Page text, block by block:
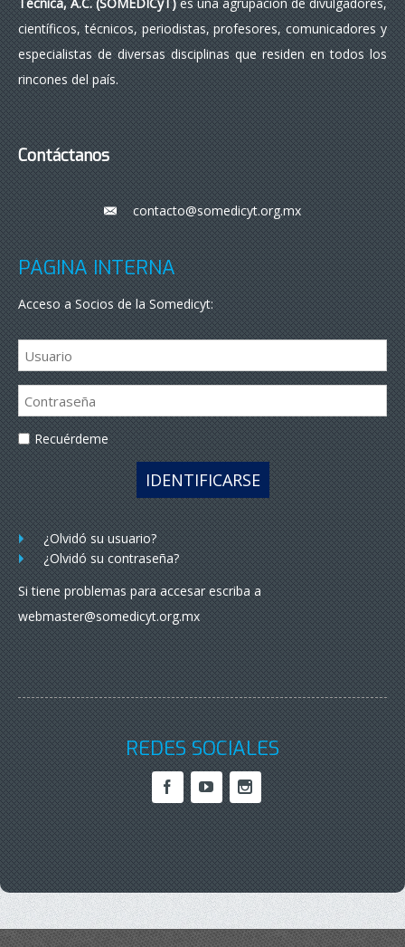
científicos, técnicos, periodistas, profesores, comunicadores y
especialistas de diversas disciplinas que residen en todos los
rincones del país.
Contáctanos
___contacto@somedicyt.org.mx
PÁGINA INTERNA
Acceso a Socios de la Somedicyt:
Recuérdeme
IDENTIFICARSE
¿Olvidó su usuario?
¿Olvidó su contraseña?
Si tiene problemas para accesar escriba a
webmaster@somedicyt.org.mx
REDES SOCIALES